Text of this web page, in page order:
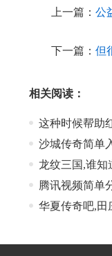
上一篇： 公
下一篇： 但
相关阅读：
这种时候帮助
沙城传奇简单
龙纹三国,谁知
腾讯视频简单
华夏传奇吧,田